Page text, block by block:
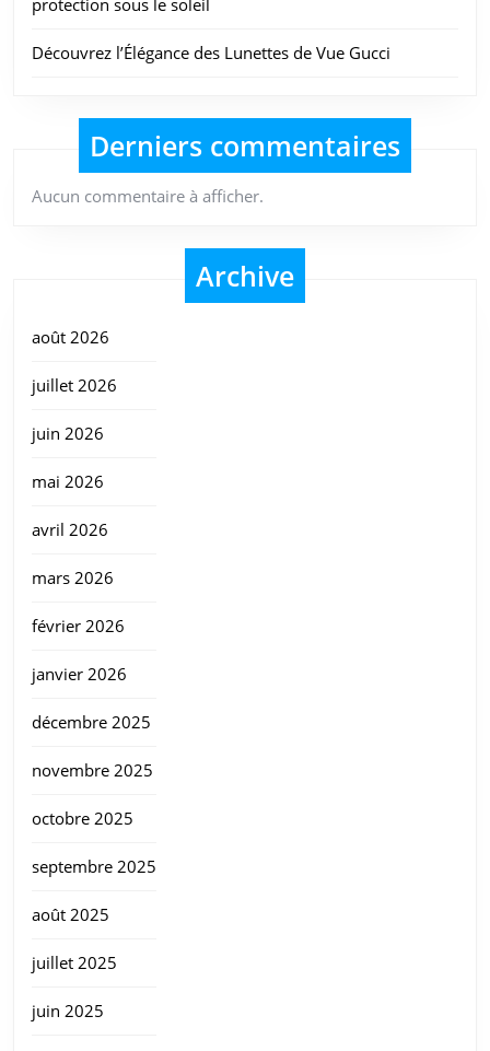
Découvrez l’Élégance des Lunettes de Vue Gucci
Derniers commentaires
Aucun commentaire à afficher.
Archive
août 2026
juillet 2026
juin 2026
mai 2026
avril 2026
mars 2026
février 2026
janvier 2026
décembre 2025
novembre 2025
octobre 2025
septembre 2025
août 2025
juillet 2025
juin 2025